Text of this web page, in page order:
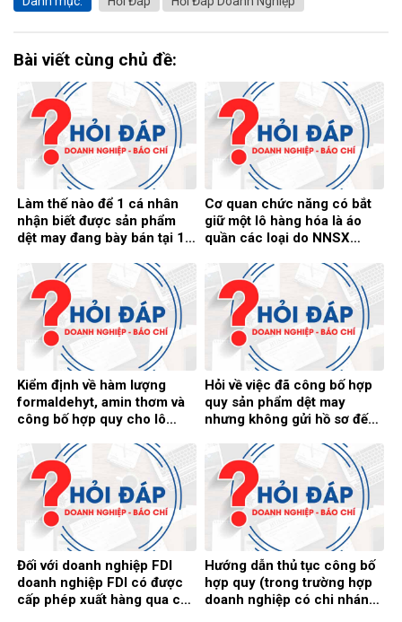
Bài viết cùng chủ đề:
Làm thế nào để 1 cá nhân
nhận biết được sản phẩm
dệt may đang bày bán tại 1
đươc phép đưa ra thị trường
Việt Nam
Cơ quan chức năng có bắt
giữ một lô hàng hóa là áo
quần các loại do NNSX
chứng minh nguồn gốc xuất
xứ
Kiểm định về hàm lượng
formaldehyt, amin thơm và
công bố hợp quy cho lô
không
Hỏi về việc đã công bố hợp
quy sản phẩm dệt may
nhưng không gửi hồ sơ đến
Đối với doanh nghiệp FDI
doanh nghiệp FDI có được
cấp phép xuất hàng qua các
Hướng dẫn thủ tục công bố
hợp quy (trong trường hợp
doanh nghiệp có chi nhánh,